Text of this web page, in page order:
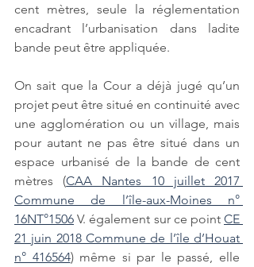
cent mètres, seule la réglementation
encadrant l’urbanisation dans ladite
bande peut être appliquée.
On sait que la Cour a déjà jugé qu’un
projet peut être situé en continuité avec
une agglomération ou un village, mais
pour autant ne pas être situé dans un
espace urbanisé de la bande de cent
mètres (CAA Nantes 10 juillet 2017
Commune de l’île-aux-Moines n°
16NT°1506 V. également sur ce point CE
21 juin 2018 Commune de l’île d’Houat
n° 416564) même si par le passé, elle